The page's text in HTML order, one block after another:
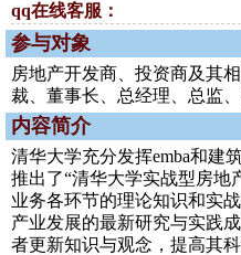
qq在线客服：
参与对象
房地产开发商、投资商及其
裁、董事长、总经理、总监
内容简介
清华大学充分发挥emba和建
推出了“清华大学实战型房地
业务各环节的理论知识和实
产业发展的最新研究与实践
者更新知识与观念，提高其